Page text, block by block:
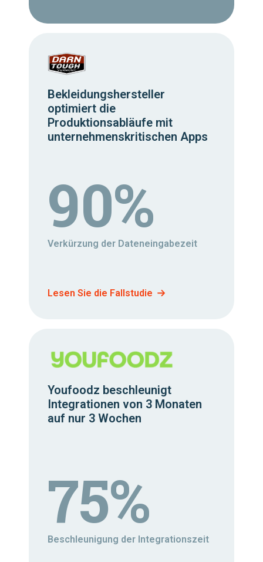
Bekleidungshersteller
optimiert die
Produktionsabläufe mit
unternehmenskritischen Apps
90%
Verkürzung der Dateneingabezeit
Lesen Sie die Fallstudie
Youfoodz beschleunigt
Integrationen von 3 Monaten
auf nur 3 Wochen
75%
Beschleunigung der Integrationszeit